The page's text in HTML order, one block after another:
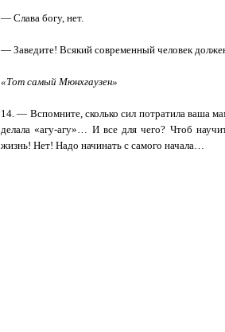
— Слава богу, нет.
— Заведите! Всякий современный человек
«Тот самый Мюнхгаузен»
14. — Вспомните, сколько сил потратила ваша
делала «агу-агу»… И все для чего? Чтоб
жизнь! Нет! Надо начинать с самого начала…